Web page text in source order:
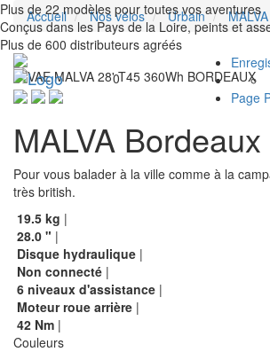
Plus de 22 modèles pour toutes vos aventures
Conçus dans les Pays de la Loire, peints et
Plus de 600 distributeurs agréés
Page
Toggle
navigation
0
Accueil Nos vélos Urbain MALVA
MALVA
Pour vous balader à la ville comme à la
très british.
19.5 kg |
28.0 " |
Disque hydraulique |
Non connecté |
6 niveaux d'assistance |
Moteur roue arrière |
42 Nm |
Couleurs